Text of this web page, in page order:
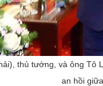
thủ tướng, và ông Tô
an hồi